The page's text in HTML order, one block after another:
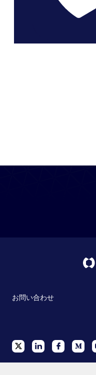
お問い合わせ